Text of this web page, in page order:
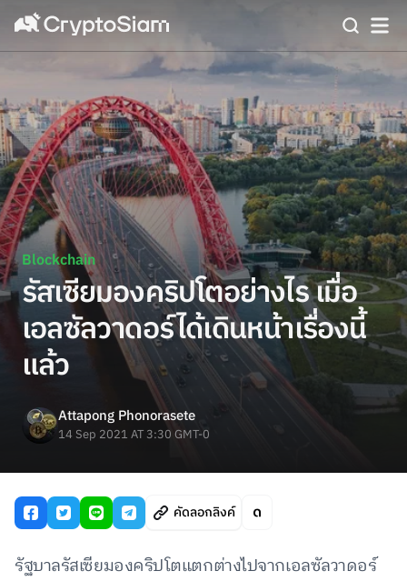
Blockchain
รัสเซียมองคริปโตอย่างไร เมื่อ
เอลซัลวาดอร์ได้เดินหน้าเรื่องนี้
แล้ว
Attapong Phonorasete
14 Sep 2021 AT 3:30 GMT-0
คัดลอกลิงค์
รัฐบาลรัสเซียมองคริปโตแตกต่างไปจากเอลซัลวาดอร์